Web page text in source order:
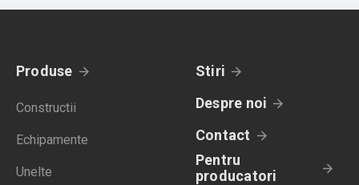
Produse
Constructii
Echipamente
Unelte
Stiri
Despre noi
Contact
Pentru
producatori